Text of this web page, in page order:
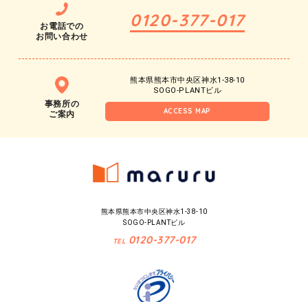
お電話での
お問い合わせ
0120-377-017
事務所の
ご案内
ACCESS MAP
熊本県熊本市中央区神水1-38-10
SOGO-PLANTビル
熊本県熊本市中央区神水1-38-10
SOGO-PLANTビル
TEL 0120-377-017